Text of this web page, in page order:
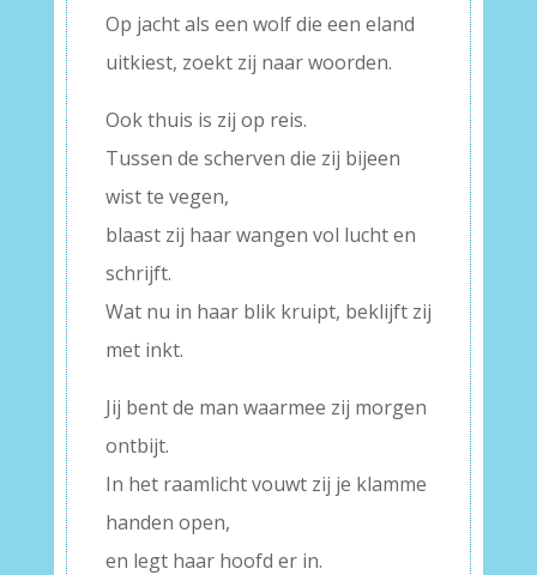
Op jacht als een wolf die een eland
uitkiest, zoekt zij naar woorden.
Ook thuis is zij op reis.
Tussen de scherven die zij bijeen
wist te vegen,
blaast zij haar wangen vol lucht en
schrijft.
Wat nu in haar blik kruipt, beklijft zij
met inkt.
Jij bent de man waarmee zij morgen
ontbijt.
In het raamlicht vouwt zij je klamme
handen open,
en legt haar hoofd er in.